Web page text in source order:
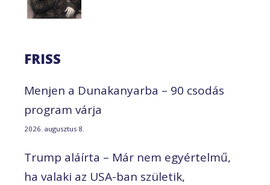
FRISS
Menjen a Dunakanyarba – 90 csodás
program várja
2026. augusztus 8.
Trump aláírta – Már nem egyértelmű,
ha valaki az USA-ban születik,